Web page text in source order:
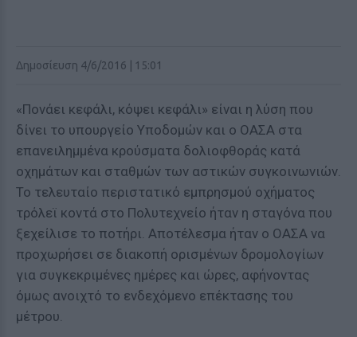
Δημοσίευση 4/6/2016 | 15:01
«Πονάει κεφάλι, κόψει κεφάλι» είναι η λύση που
δίνει το υπουργείο Υποδομών και ο ΟΑΣΑ στα
επανειλημμένα κρούσματα δολιοφθοράς κατά
οχημάτων και σταθμών των αστικών συγκοινωνιών.
Το τελευταίο περιστατικό εμπρησμού οχήματος
τρόλεϊ κοντά στο Πολυτεχνείο ήταν η σταγόνα που
ξεχείλισε το ποτήρι. Αποτέλεσμα ήταν ο ΟΑΣΑ να
προχωρήσει σε διακοπή ορισμένων δρομολογίων
για συγκεκριμένες ημέρες και ώρες, αφήνοντας
όμως ανοιχτό το ενδεχόμενο επέκτασης του
μέτρου.